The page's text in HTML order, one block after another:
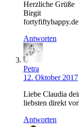
Herzliche Grüße
Birgit
fortyfiftyhappy.de
Antworten
Petra
12. Oktober 2017
Liebe Claudia
liebsten direkt
Antworten